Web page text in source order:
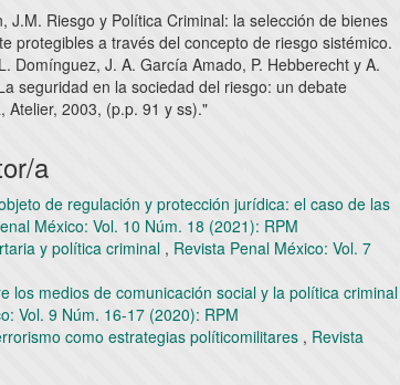
J.M. Riesgo y Política Criminal: la selección de bienes
protegibles a través del concepto de riesgo sistémico.
Domínguez, J. A. García Amado, P. Hebberecht y A.
seguridad en la sociedad del riesgo: un debate
Atelier, 2003, (p.p. 91 y ss)."
a
de regulación y protección jurídica: el caso de las
México: Vol. 10 Núm. 18 (2021): RPM
y política criminal , Revista Penal México: Vol. 7
los medios de comunicación social y la política criminal
Vol. 9 Núm. 16-17 (2020): RPM
como estrategias políticomilitares , Revista